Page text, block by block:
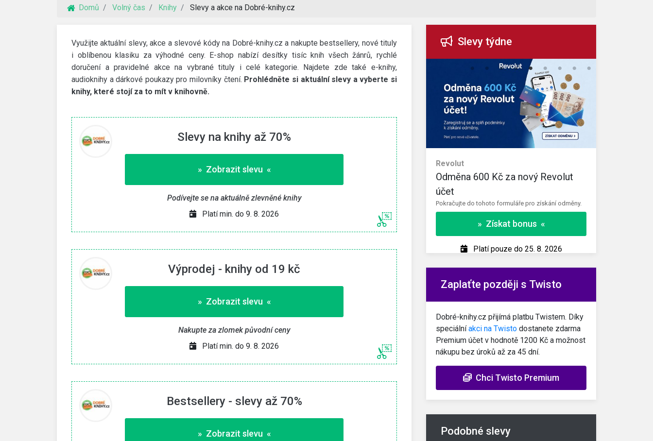
Domů Volný čas Knihy Slevy a akce na Dobré-knihy.cz
Využijte aktuální slevy, akce a slevové kódy na Dobré-knihy.cz a nakupte bestsellery, nové tituly
i oblíbenou klasiku za výhodné ceny. E-shop nabízí desítky tisíc knih všech žánrů, rychlé
doručení a pravidelné akce na vybrané tituly i celé kategorie. Najdete zde také e-knihy,
audioknihy a dárkové poukazy pro milovníky čtení. Prohlédněte si aktuální slevy a vyberte si
knihy, které stojí za to mít v knihovně.
Slevy na knihy až 70%
» Zobrazit slevu «
Podívejte se na aktuálně zlevněné knihy
Platí min. do 9. 8. 2026
Výprodej - knihy od 19 kč
» Zobrazit slevu «
Nakupte za zlomek původní ceny
Platí min. do 9. 8. 2026
Bestsellery - slevy až 70%
» Zobrazit slevu «
Slevy týdne
a NoLimit Extra. Vyšší
» Zkopírovat kupón «
Slevu získáte za stažení aplikace přes tento odkaz a
první nákup nad 1 000 Kč
» Zkopírovat kupón «
Revolut
Odměna 600 Kč za nový Revolut
účet
Pokračujte do tohoto formuláře pro získání odměny.
» Získat bonus «
Platí pouze do 25. 8. 2026
Zaplaťte později s Twisto
Dobré-knihy.cz přijímá platbu Twistem. Díky
speciálníakci na Twisto dostanete zdarma
Premium účet v hodnotě 1200 Kč a možnost
nákupu bez úroků až za 45 dní.
Chci Twisto Premium
Podobné slevy